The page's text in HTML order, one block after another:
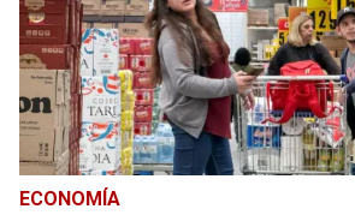
ECONOMÍA